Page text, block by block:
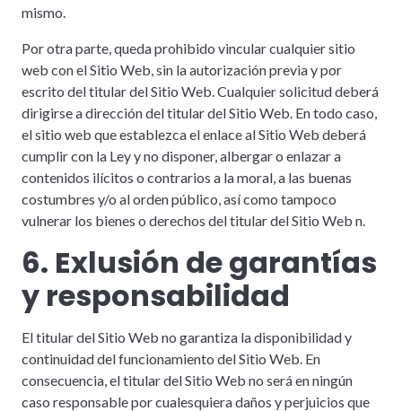
mismo.
Por otra parte, queda prohibido vincular cualquier sitio
web con el Sitio Web, sin la autorización previa y por
escrito del titular del Sitio Web. Cualquier solicitud deberá
dirigirse a dirección del titular del Sitio Web. En todo caso,
el sitio web que establezca el enlace al Sitio Web deberá
cumplir con la Ley y no disponer, albergar o enlazar a
contenidos ilícitos o contrarios a la moral, a las buenas
costumbres y/o al orden público, así como tampoco
vulnerar los bienes o derechos del titular del Sitio Web n.
6. Exlusión de garantías
y responsabilidad
El titular del Sitio Web no garantiza la disponibilidad y
continuidad del funcionamiento del Sitio Web. En
consecuencia, el titular del Sitio Web no será en ningún
caso responsable por cualesquiera daños y perjuicios que